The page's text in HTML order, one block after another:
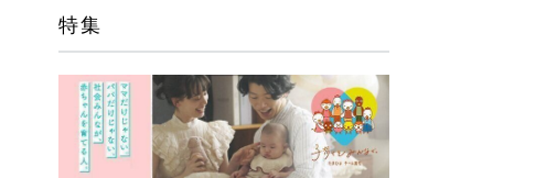
特集